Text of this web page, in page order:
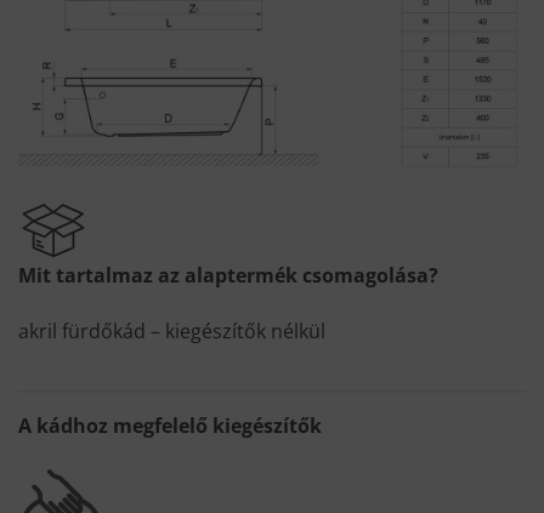
Mit tartalmaz az alaptermék csomagolása?
akril fürdőkád – kiegészítők nélkül
A kádhoz megfelelő kiegészítők